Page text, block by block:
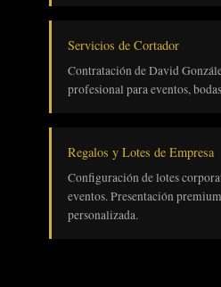
Servicios de Cortador
Contratación de David
profesional para eventos,
Regalos y Lotes de Empresa
Configuración de lotes
eventos. Presentación
personalizada.